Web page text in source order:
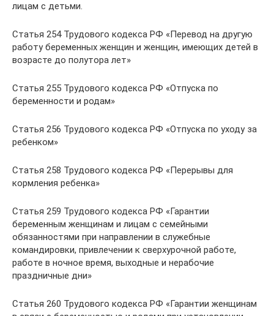
лицам с детьми.
Статья 254 Трудового кодекса РФ «Перевод на другую
работу беременных женщин и женщин, имеющих детей в
возрасте до полутора лет»
Статья 255 Трудового кодекса РФ «Отпуска по
беременности и родам»
Статья 256 Трудового кодекса РФ «Отпуска по уходу за
ребенком»
Статья 258 Трудового кодекса РФ «Перерывы для
кормления ребенка»
Статья 259 Трудового кодекса РФ «Гарантии
беременным женщинам и лицам с семейными
обязанностями при направлении в служебные
командировки, привлечении к сверхурочной работе,
работе в ночное время, выходные и нерабочие
праздничные дни»
Статья 260 Трудового кодекса РФ «Гарантии женщинам